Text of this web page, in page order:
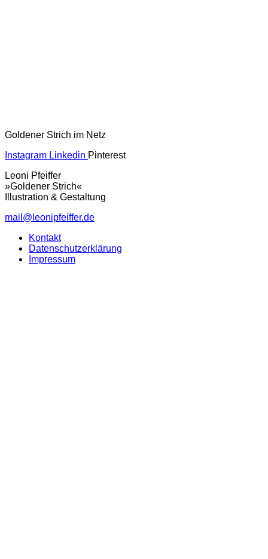
Goldener Strich im Netz
Instagram Linkedin Pinterest
Leoni Pfeiffer
»Goldener Strich«
Illustration & Gestaltung
mail@leonipfeiffer.de
Kontakt
Datenschutzerklärung
Impressum